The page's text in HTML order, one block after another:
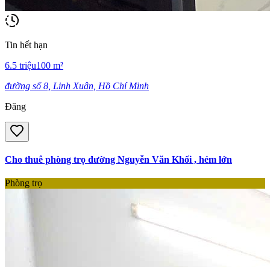
Tin hết hạn
6.5 triệu100 m²
đường số 8, Linh Xuân, Hồ Chí Minh
Đăng
Cho thuê phòng trọ đường Nguyễn Văn Khối , hẻm lớn
Phòng trọ